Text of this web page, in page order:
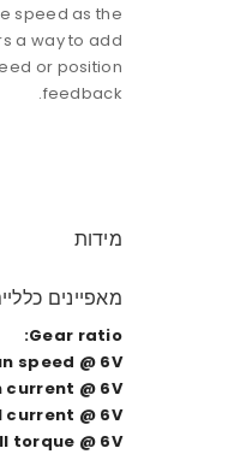
speed as the
a way to add
or position
feedback.
מידות
מאפיינים
Gear ratio:
speed @ 6V:
@ 6V:
@ 6V:
torque @ 6V: